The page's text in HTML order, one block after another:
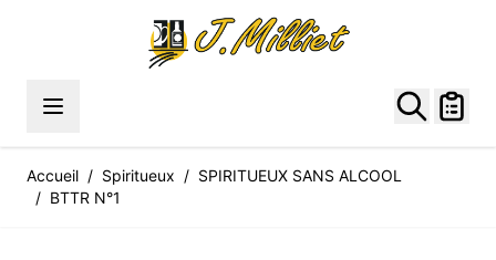
Accueil / Spiritueux / SPIRITUEUX SANS ALCOOL
/ BTTR N°1